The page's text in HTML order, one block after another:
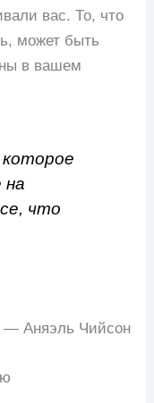
вас. То, что
может быть
в вашем
на
что
— Аняэль Чийсон